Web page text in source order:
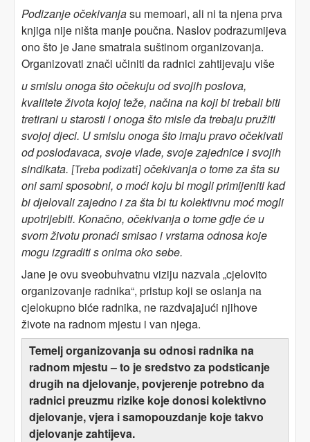
Podizanje očekivanjasu memoari, ali ni ta njena prva
knjiga nije ništa manje poučna. Naslov podrazumijeva
ono što je Jane smatrala suštinom organizovanja.
Organizovati znači učiniti da radnici zahtijevaju više
u smislu onoga što očekujuod svojih poslova,
kvalitete života kojoj teže, načina na koji bi trebali biti
tretirani u starosti i onoga što misle da trebaju pružiti
svojoj djeci. U smislu onoga što imaju pravo očekivati
od poslodavaca, svoje vlade, svoje zajednice i svojih
sindikata. [Treba podizati] očekivanja o tome za šta su
oni sami sposobni, o moći koju bi mogli primijeniti kad
bi djelovali zajedno i za šta bi tu kolektivnu moć mogli
upotrijebiti. Konačno, očekivanja o tome gdje će u
svom životu pronaći smisao i vrstama odnosa koje
mogu izgraditi s onima oko sebe.
Jane je ovu sveobuhvatnu viziju nazvala „cjelovito
organizovanje radnika“, pristup koji se oslanja na
cjelokupno biće radnika, ne razdvajajući njihove
živote na radnom mjestu i van njega.
Temelj organizovanja su odnosi radnika na
radnom mjestu – to je sredstvo za podsticanje
drugih na djelovanje, povjerenje potrebno da
radnici preuzmu rizike koje donosi kolektivno
djelovanje, vjera i samopouzdanje koje takvo
djelovanje zahtijeva.